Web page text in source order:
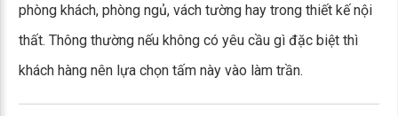
phòng khách, phòng ngủ, vách tường hay trong thiết kế nội
thất. Thông thường nếu không có yêu cầu gì đặc biệt thì
khách hàng nên lựa chọn tấm này vào làm trần.